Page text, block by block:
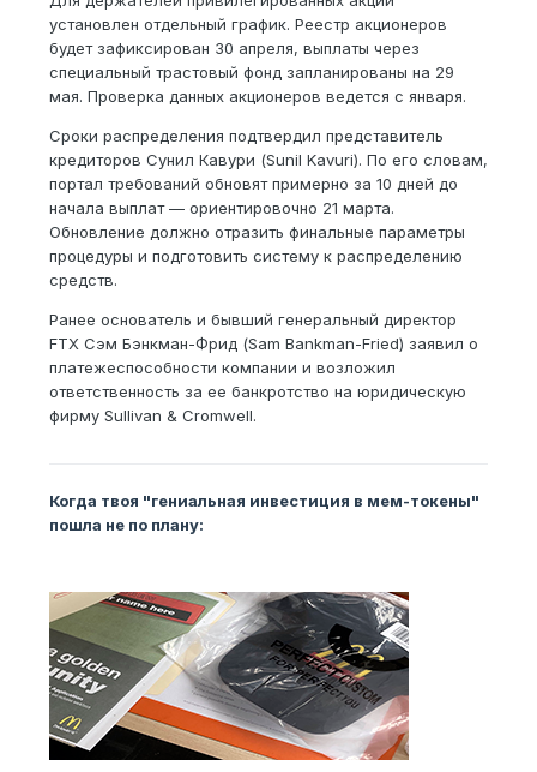
установлен отдельный график. Реестр акционеров
будет зафиксирован 30 апреля, выплаты через
специальный трастовый фонд запланированы на 29
мая. Проверка данных акционеров ведется с января.
Сроки распределения подтвердил представитель
кредиторов Сунил Кавури (Sunil Kavuri). По его словам,
портал требований обновят примерно за 10 дней до
начала выплат — ориентировочно 21 марта.
Обновление должно отразить финальные параметры
процедуры и подготовить систему к распределению
средств.
Ранее основатель и бывший генеральный директор
FTX Сэм Бэнкман-Фрид (Sam Bankman-Fried) заявил о
платежеспособности компании и возложил
ответственность за ее банкротство на юридическую
фирму Sullivan & Cromwell.
Когда твоя "гениальная инвестиция в мем-токены"
пошла не по плану: